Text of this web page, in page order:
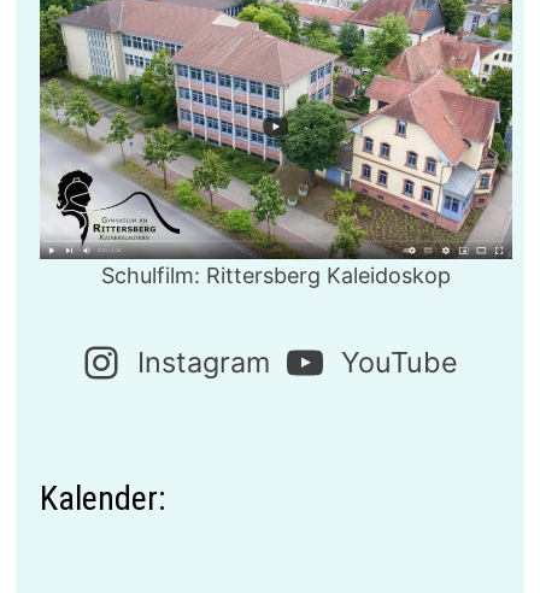
Schulfilm: Rittersberg Kaleidoskop
Instagram YouTube
Kalender: